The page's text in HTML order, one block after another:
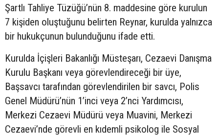
Şartlı Tahliye Tüzüğü’nün 8. maddesine göre kurulun
7 kişiden oluştuğunu belirten Reynar, kurulda yalnızca
bir hukukçunun bulunduğunu ifade etti.
Kurulda İçişleri Bakanlığı Müsteşarı, Cezaevi Danışma
Kurulu Başkanı veya görevlendireceği bir üye,
Başsavcı tarafından görevlendirilen bir savcı, Polis
Genel Müdürü’nün 1’inci veya 2’nci Yardımcısı,
Merkezi Cezaevi Müdürü veya Muavini, Merkezi
Cezaevi’nde görevli en kıdemli psikolog ile Sosyal